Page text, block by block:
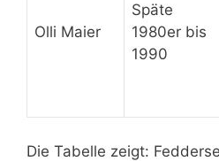
Olli Maier
Späte
1980er bis
1990
Die Tabelle zeigt: